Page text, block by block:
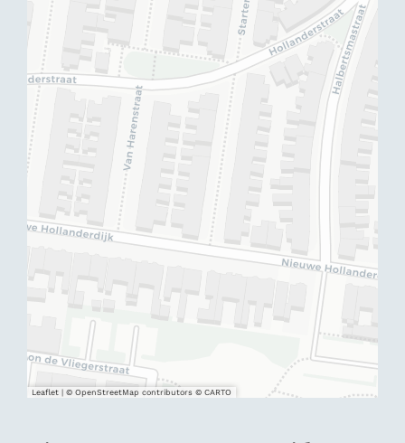
Leaflet | © OpenStreetMap contributors © CARTO